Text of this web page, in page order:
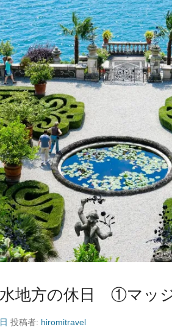
地方の休日 ①マッ
投稿者: hiromitravel